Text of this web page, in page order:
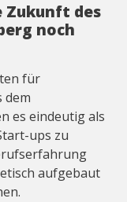
Zukunft des
noch
für
dem
es eindeutig als
ups zu
aufgebaut